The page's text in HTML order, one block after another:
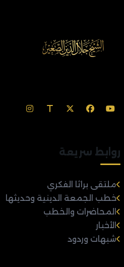
روابط سريعة
ملتقى براثا الفكري
خطب الجمعة الدينية وحديثها
المحاضرات والخطب
الأخبار
شبهات وردود